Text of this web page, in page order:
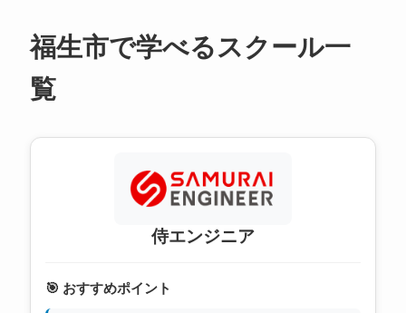
福生市で学べるスクール一
覧
侍エンジニア
🎯 おすすめポイント